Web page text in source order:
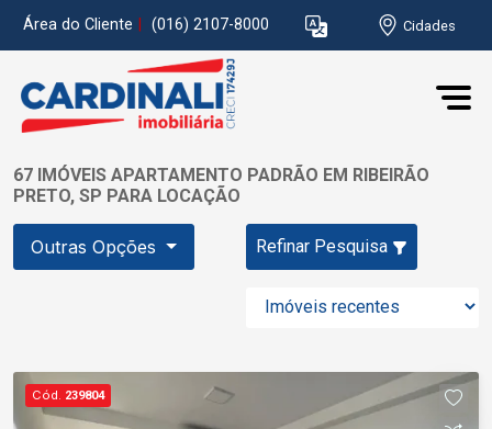
Área do Cliente (016) 2107-8000 Cidades
67 IMÓVEIS APARTAMENTO PADRÃO EM RIBEIRÃO
PRETO, SP PARA LOCAÇÃO
Outras Opções Refinar Pesquisa
Cód. 239804